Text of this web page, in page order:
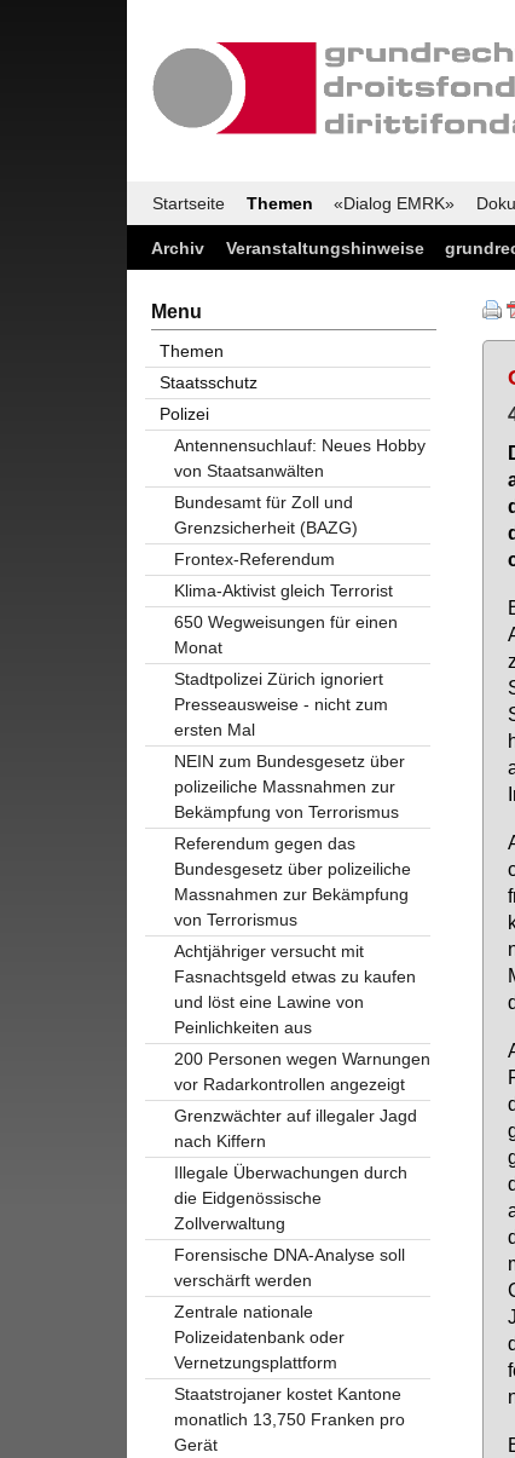
Startseite Themen «Dialog EMRK»
Archiv Veranstaltungshinweise
Menu
Themen
Staatsschutz
Polizei
Antennensuchlauf: Neues Hobby
von Staatsanwälten
Bundesamt für Zoll und
Grenzsicherheit (BAZG)
Frontex-Referendum
Klima-Aktivist gleich Terrorist
650 Wegweisungen für einen
Monat
Stadtpolizei Zürich ignoriert
Presseausweise - nicht zum
ersten Mal
NEIN zum Bundesgesetz über
polizeiliche Massnahmen zur
Bekämpfung von Terrorismus
Referendum gegen das
Bundesgesetz über polizeiliche
Massnahmen zur Bekämpfung
von Terrorismus
Achtjähriger versucht mit
Fasnachtsgeld etwas zu kaufen
und löst eine Lawine von
Peinlichkeiten aus
200 Personen wegen Warnungen
vor Radarkontrollen angezeigt
Grenzwächter auf illegaler Jagd
nach Kiffern
Illegale Überwachungen durch
die Eidgenössische
Zollverwaltung
Forensische DNA-Analyse soll
verschärft werden
Zentrale nationale
Polizeidatenbank oder
Vernetzungsplattform
Staatstrojaner kostet Kantone
monatlich 13,750 Franken pro
Gerät